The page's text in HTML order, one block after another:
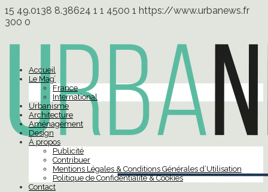
15 49.0138 8.38624 1 1 4500 1 https://www.urbanews.fr
300 0
Accueil
Le Mag’
France
International
Urbanisme
Architecture
Aménagement
Design
À propos
Publicité
Contribuer
Mentions Légales & Conditions Générales d’Utilisation
Politique de Confidentialité & Cookies
Contact